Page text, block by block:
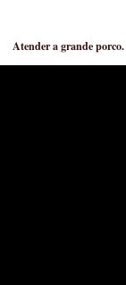
Atender a grande porco.